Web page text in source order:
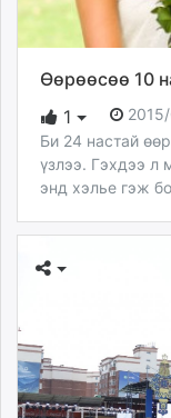
Eguur.mn
24tsag.mn
shuud.mn
ergelt.mn
today.mn
mminfo.mn
ugluu.mn
asu.mn
shudarga.mn
shuurhai.mn
Өөрөөсөө 10
1
Би 24 настай
үзлээ. Гэхдээ л
энд хэлье гэж